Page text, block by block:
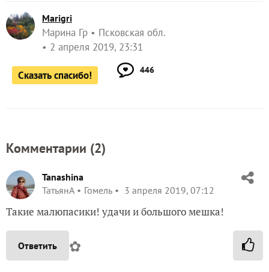
Marigri
Марина Гр
Псковская обл.
2 апреля 2019, 23:31
Сказать спасибо! 446
Комментарии (2)
Tanashina
ТатьянА
Гомель 3 апреля 2019, 07:12
Такие малюпасики! удачи и большого мешка!
Ответить ✿